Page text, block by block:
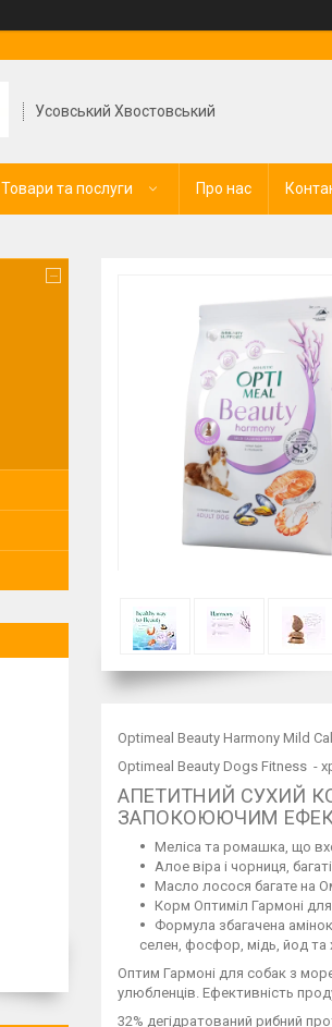
Усовський Хвостовський
Товари та послуги Про нас
Optimeal Beauty Harmony Mild
Optimeal Beauty Dogs Fitness -
АПЕТИТНИЙ СУХИЙ
ЗАПОКОЮЮЧИМ
Меліса та ромашка, що
Алое віра і чорниця,
Масло лосося багате на
Корм Оптиміл Гармоні
Формула збагачена
селен, фосфор, мідь, йод та
Оптим Гармоні для собак з
улюбленців. Ефективність
32% дегідратований рибний